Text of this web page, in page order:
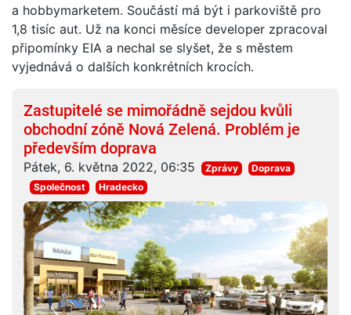
a hobbymarketem. Součástí má být i parkoviště pro
1,8 tisíc aut. Už na konci měsíce developer zpracoval
připomínky EIA a nechal se slyšet, že s městem
vyjednává o dalších konkrétních krocích.
Zastupitelé se mimořádně sejdou kvůli
obchodní zóně Nová Zelená. Problém je
především doprava
Pátek, 6. května 2022, 06:35 Zprávy
Doprava
Společnost
Hradecko